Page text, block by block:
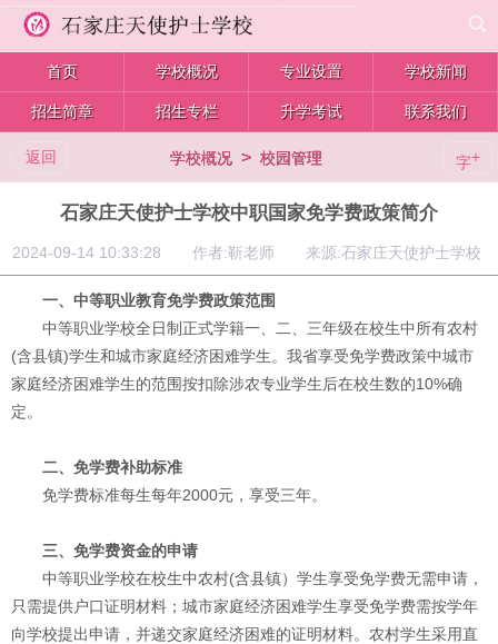
首页 学校概况 专业设置 学校新闻
招生简章 招生专栏 升学考试 联系我们
返回 学校概况 > 校园管理 字+
石家庄天使护士学校中职国家免学费政策简介
2024-09-14 10:33:28 作者:靳老师 来源:石家庄天使护士学校
一、中等职业教育免学费政策范围
中等职业学校全日制正式学籍一、二、三年级在校生中所有农村
(含县镇)学生和城市家庭经济困难学生。我省享受免学费政策中城市
家庭经济困难学生的范围按扣除涉农专业学生后在校生数的10%确
定。
二、免学费补助标准
免学费标准每生每年2000元，享受三年。
三、免学费资金的申请
中等职业学校在校生中农村(含县镇）学生享受免学费无需申请，
只需提供户口证明材料；城市家庭经济困难学生享受免学费需按学年
向学校提出申请，并递交家庭经济困难的证明材料。农村学生采用直